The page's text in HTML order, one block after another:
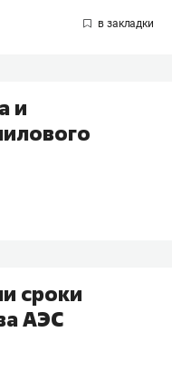
и
сроки
АЭС